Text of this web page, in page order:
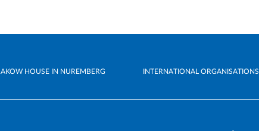
HOUSE IN NUREMBERG INTERNATIONAL ORGANISATIONS